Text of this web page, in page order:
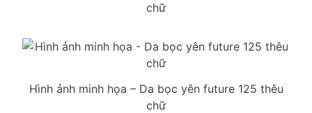
chữ
Hình ảnh minh họa – Da bọc yên future 125 thêu
chữ